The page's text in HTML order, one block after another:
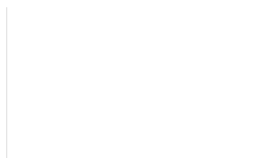
내린 종목이 두 배 넘어
기후부 장관 "예측범위 벗어나도 즉시대응"
·재건축 촉진하는 것이 부동산 정상화"